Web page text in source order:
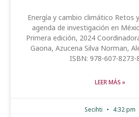
Energía y cambio climático Retos
agenda de investigación en
Primera edición, 2024
Gaona, Azucena Silva Norman,
ISBN: 978-607-8273-
LEER MÁS »
Secihti 4:32 pm